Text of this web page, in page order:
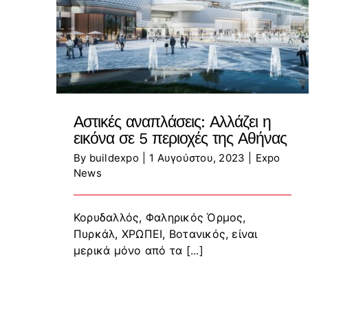
Αστικές αναπλάσεις: Αλλάζει η
εικόνα σε 5 περιοχές της Αθήνας
By buildexpo 1 Αυγούστου, 2023
Expo
News
Κορυδαλλός, Φαληρικός Όρμος,
Πυρκάλ, ΧΡΩΠΕΙ, Βοτανικός, είναι
μερικά μόνο από τα [...]